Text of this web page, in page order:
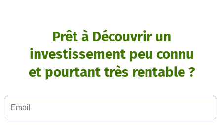
Prêt à Découvrir un
investissement peu connu
et pourtant très rentable ?